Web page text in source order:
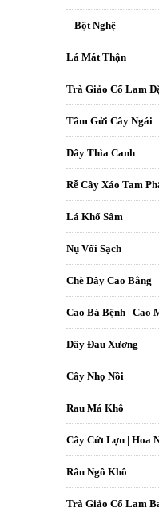
Bột Nghệ
Lá Mát Thận
Trà Giảo Cổ Lam
Tầm Gửi Cây Ngái
Dây Thìa Canh
Rễ Cây Xáo Tam
Lá Khổ Sâm
Nụ Vối Sạch
Chè Dây Cao Bằng
Cao Bá Bệnh | Cao
Dây Đau Xương
Cây Nhọ Nồi
Rau Má Khô
Cây Cứt Lợn | Hoa
Râu Ngô Khô
Trà Giảo Cổ Lam